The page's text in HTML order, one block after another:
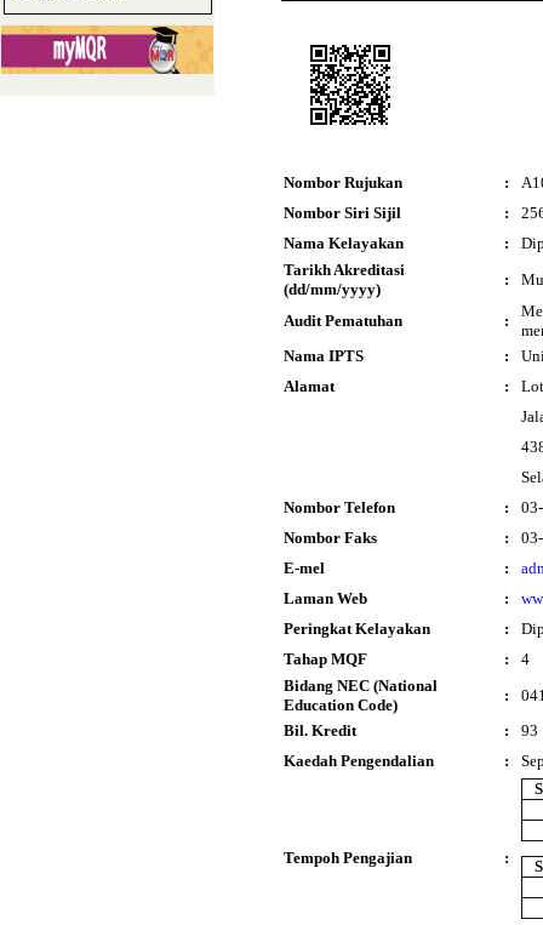
Nombor Rujukan :
Nombor Siri Sijil
:
Nama Kelayakan
:
Tarikh Akreditasi
(dd/mm/yyyy)
:
Audit Pematuhan :
Nama IPTS
:
Alamat
:
Nombor Telefon
:
Nombor Faks
:
E-mel
:
Laman Web
:
Peringkat Kelayakan
:
Tahap MQF
:
4
Bidang NEC (National
Education Code)
:
Bil. Kredit
:
93
Kaedah Pengendalian
:
Tempoh Pengajian :